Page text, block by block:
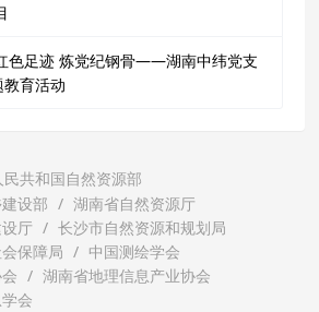
色足迹 炼党纪钢骨——湖南中纬党支
教育活动
民共和国自然资源部
设部
湖南省自然资源厅
厅
长沙市自然资源和规划局
保障局
中国测绘学会
湖南省地理信息产业协会
会